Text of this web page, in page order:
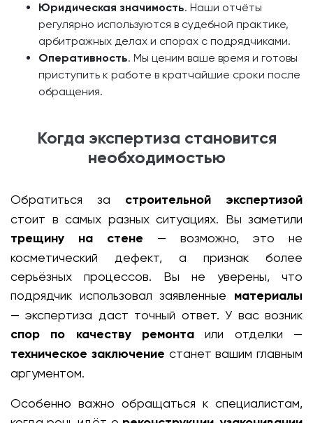
Юридическая значимость. Наши отчёты
регулярно используются в судебной практике,
арбитражных делах и спорах с подрядчиками.
Оперативность. Мы ценим ваше время и готовы
приступить к работе в кратчайшие сроки после
обращения.
Когда экспертиза становится
необходимостью
Обратиться за строительной экспертизой
стоит в самых разных ситуациях. Вы заметили
трещину на стене — возможно, это не
косметический дефект, а признак более
серьёзных процессов. Вы не уверены, что
подрядчик использовал заявленные материалы
— экспертиза даст точный ответ. У вас возник
спор по качеству ремонта или отделки —
техническое заключение станет вашим главным
аргументом.
Особенно важно обращаться к специалистам,